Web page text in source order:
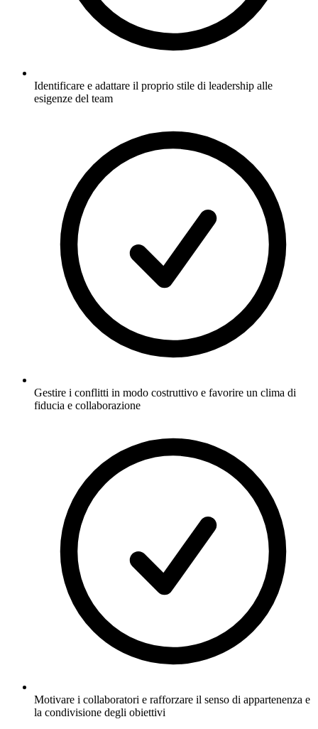
Identificare e adattare il proprio stile di leadership alle
esigenze del team
Gestire i conflitti in modo costruttivo e favorire un clima di
fiducia e collaborazione
Motivare i collaboratori e rafforzare il senso di appartenenza e
la condivisione degli obiettivi